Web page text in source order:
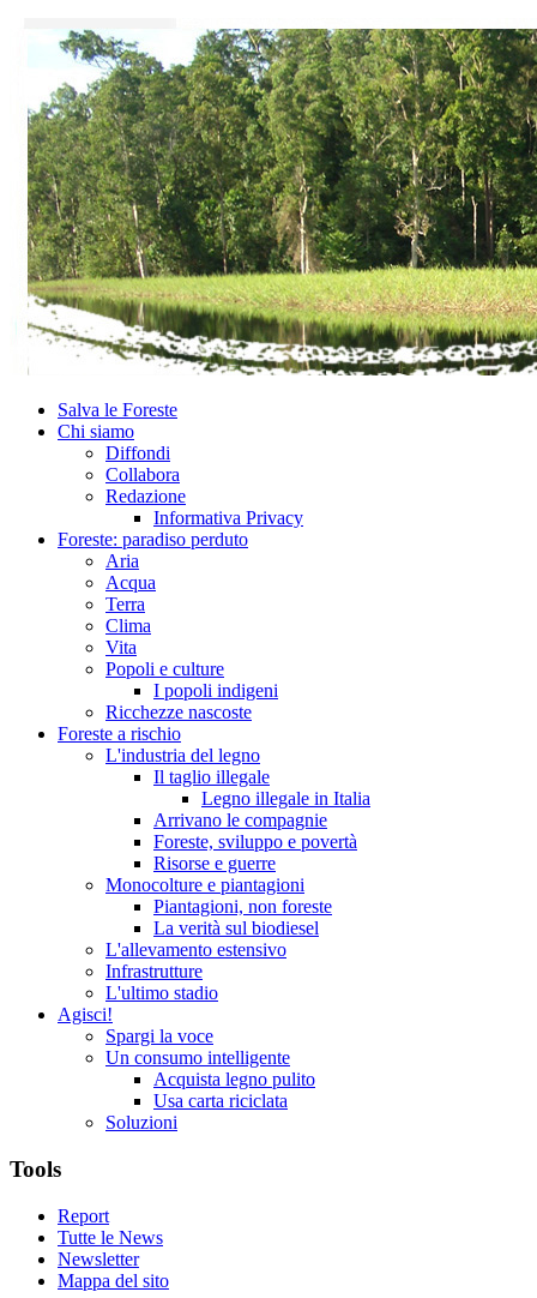
Salva le Foreste
Chi siamo
Diffondi
Collabora
Redazione
Informativa Privacy
Foreste: paradiso perduto
Aria
Acqua
Terra
Clima
Vita
Popoli e culture
I popoli indigeni
Ricchezze nascoste
Foreste a rischio
L'industria del legno
Il taglio illegale
Legno illegale in Italia
Arrivano le compagnie
Foreste, sviluppo e povertà
Risorse e guerre
Monocolture e piantagioni
Piantagioni, non foreste
La verità sul biodiesel
L'allevamento estensivo
Infrastrutture
L'ultimo stadio
Agisci!
Spargi la voce
Un consumo intelligente
Acquista legno pulito
Usa carta riciclata
Soluzioni
Tools
Report
Tutte le News
Newsletter
Mappa del sito